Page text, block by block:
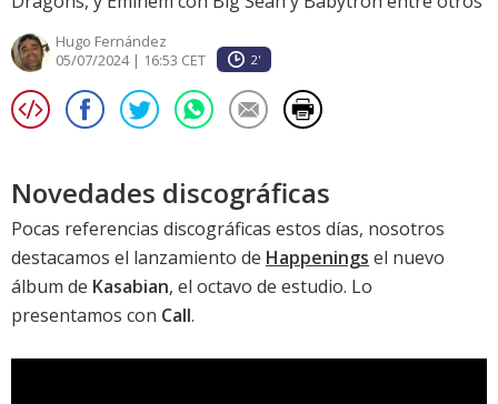
Hugo Fernández
05/07/2024 | 16:53 CET
2'
Novedades discográficas
Pocas referencias discográficas estos días, nosotros
destacamos el lanzamiento de Happenings el nuevo
álbum de Kasabian, el octavo de estudio. Lo
presentamos con Call.